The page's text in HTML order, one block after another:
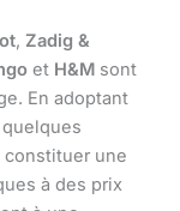
, Zadig &
et H&M sont
En adoptant
une
à des prix